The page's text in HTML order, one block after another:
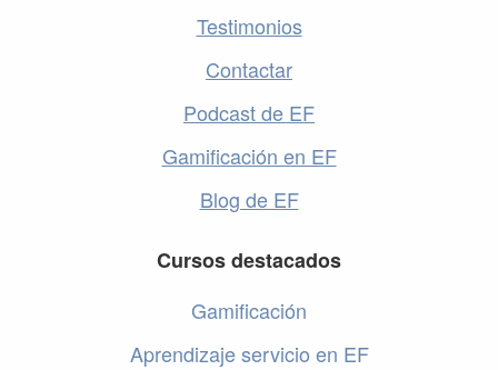
Testimonios
Contactar
Podcast de EF
Gamificación en EF
Blog de EF
Cursos destacados
Gamificación
Aprendizaje servicio en EF